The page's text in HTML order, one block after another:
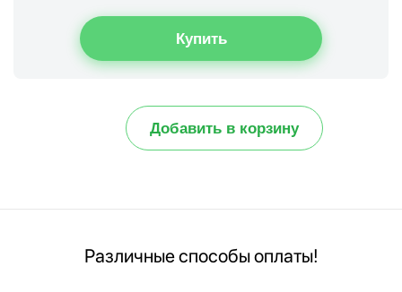
Добавить в корзину
Различные способы оплаты!